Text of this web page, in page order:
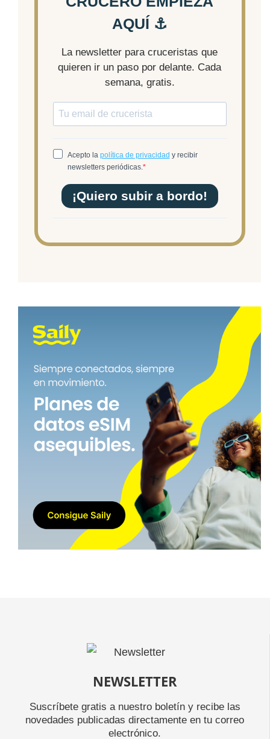
NEWSLETTER
Suscríbete gratis a nuestro boletín y recibe las
novedades publicadas directamente en tu correo
electrónico.